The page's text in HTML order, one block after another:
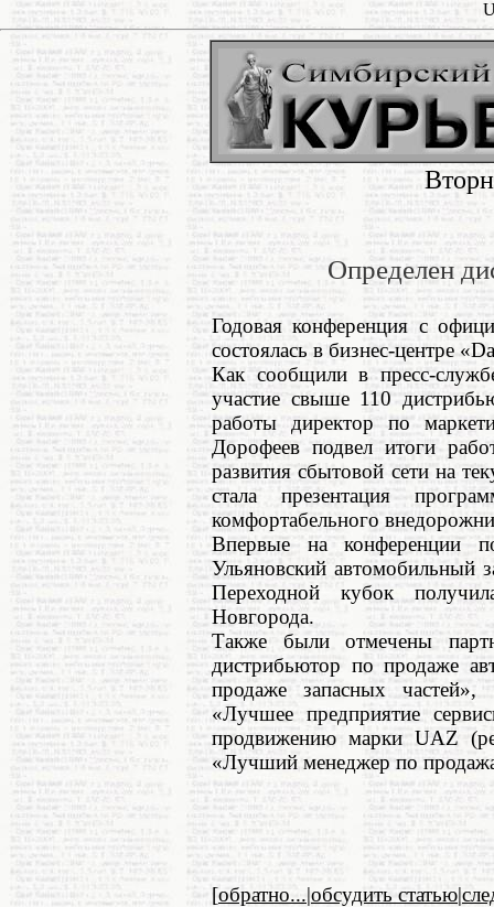
Определен
Годовая конференция с
состоялась в бизнес-центре
Как сообщили в пресс-
участие свыше 110
работы директор по
Дорофеев подвел итоги
развития сбытовой сети на
стала презентация
комфортабельного
Впервые на конференции
Ульяновский автомобильный
Переходной кубок
Новгорода.
Также были отмечены
дистрибьютор по продаже
продаже запасных
«Лучшее предприятие
продвижению марки UAZ
«Лучший менеджер по
[обратно...|обсудить статью|